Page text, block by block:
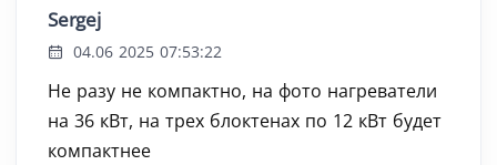
Sergej
04.06 2025 07:53:22
Не разу не компактно, на фото нагреватели
на 36 кВт, на трех блоктенах по 12 кВт будет
компактнее